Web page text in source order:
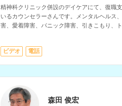
精神科クリニック併設のデイケアにて、復職
いるカウンセラーさんです。メンタルヘルス
害、愛着障害、パニック障害、引きこもり、
婦・職場等の人間関係、生きづらさについて
ビデオ 電話
森田 俊宏